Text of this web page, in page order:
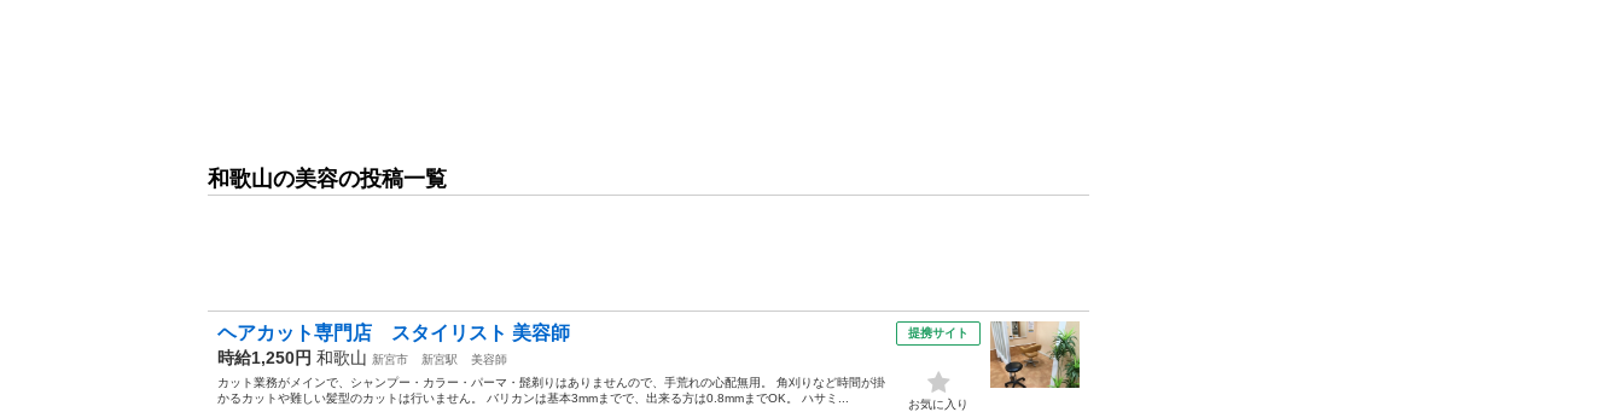
和歌山の美容の投稿一覧
ヘアカット専門店 スタイリスト 美容師
時給1,250円 和歌山 新宮市 新宮駅
美容師
カット業務がメインで、シャンプー・カラー・パーマ・髭剃りはありませんので、手荒れの心配無用。 角刈りなど時間が掛
かるカットや難しい髪型のカットは行いません。 バリカンは基本3mmまでで、出来る方は0.8mmまでOK。 ハサミ...
提携サイト
お気に入り